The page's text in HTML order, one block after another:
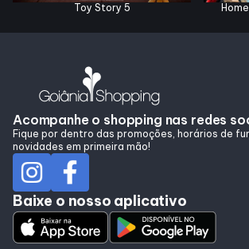
Alimentação
Programa de Benefícios
Toy Story 5
Acompanhe o shopping nas redes
Fique por dentro das promoções, horários de
novidades em primeira mão!
Baixe o nosso aplicativo